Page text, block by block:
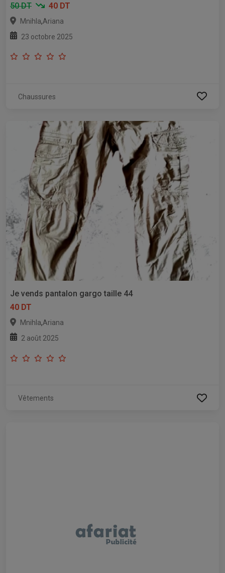
50 DT
40 DT
Mnihla,Ariana
23 octobre 2025
Chaussures
Je vends pantalon gargo taille 44
40 DT
Mnihla,Ariana
2 août 2025
Vêtements